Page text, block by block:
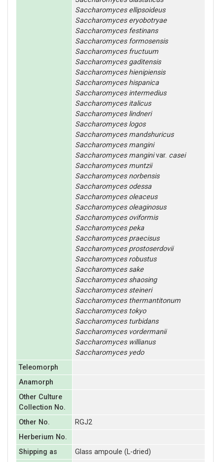
Saccharomyces ellipsoideus
Saccharomyces eryobotryae
Saccharomyces festinans
Saccharomyces formosensis
Saccharomyces fructuum
Saccharomyces gaditensis
Saccharomyces hienipiensis
Saccharomyces hispanica
Saccharomyces intermedius
Saccharomyces italicus
Saccharomyces lindneri
Saccharomyces logos
Saccharomyces mandshuricus
Saccharomyces mangini
Saccharomyces manginivar. casei
Saccharomyces muntzii
Saccharomyces norbensis
Saccharomyces odessa
Saccharomyces oleaceus
Saccharomyces oleaginosus
Saccharomyces oviformis
Saccharomyces peka
Saccharomyces praecisus
Saccharomyces prostoserdovii
Saccharomyces robustus
Saccharomyces sake
Saccharomyces shaosing
Saccharomyces steineri
Saccharomyces thermantitonum
Saccharomyces tokyo
Saccharomyces turbidans
Saccharomyces vordermanii
Saccharomyces willianus
Saccharomyces yedo
Teleomorph
Anamorph
Other Culture
Collection No.
Other No.
RGJ2
Herberium No.
Shipping as
Glass ampoule (L-dried)